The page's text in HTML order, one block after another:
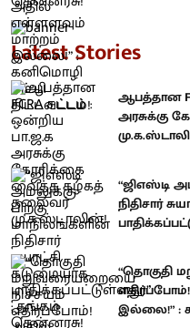
Latest Stories
ஆபத்தான
அரசுக்கு
“ஜிஎஸ்டி
நிதிசார்
“தொகுதி
இல்லை!” :